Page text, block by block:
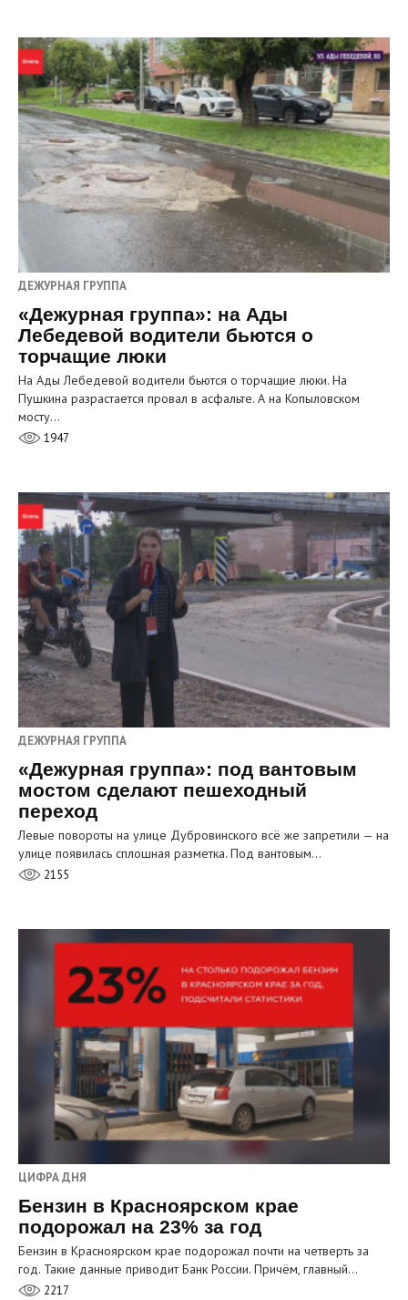
ДЕЖУРНАЯ ГРУППА
«Дежурная группа»: на Ады
Лебедевой водители бьются о
торчащие люки
На Ады Лебедевой водители бьются о торчащие люки. На
Пушкина разрастается провал в асфальте. А на Копыловском
мосту…
1947
ДЕЖУРНАЯ ГРУППА
«Дежурная группа»: под вантовым
мостом сделают пешеходный
переход
Левые повороты на улице Дубровинского всё же запретили — на
улице появилась сплошная разметка. Под вантовым…
2155
ЦИФРА ДНЯ
Бензин в Красноярском крае
подорожал на 23% за год
Бензин в Красноярском крае подорожал почти на четверть за
год. Такие данные приводит Банк России. Причём, главный…
2217